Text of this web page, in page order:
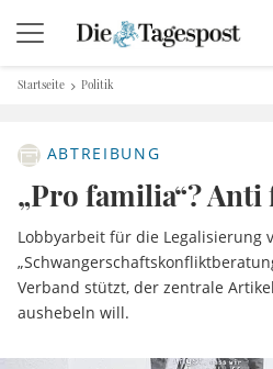
Startseite Politik
ABTREIBUNG
„Pro familia“?
Lobbyarbeit für die Legalisierung
Verband stützt, der zentrale
aushebeln will.